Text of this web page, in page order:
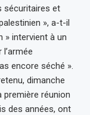
sécuritaires et
», a-t-il
» intervient à un
encore séché ».
dimanche
première réunion
des années, ont